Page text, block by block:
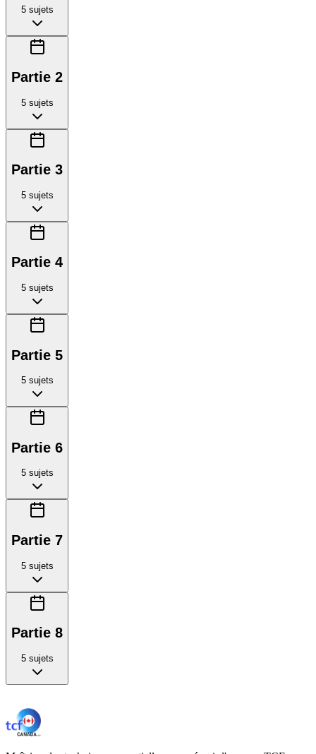
5sujets
Partie 2
5sujets
Partie 3
5sujets
Partie 4
5sujets
Partie 5
5sujets
Partie 6
5sujets
Partie 7
5sujets
Partie 8
5sujets